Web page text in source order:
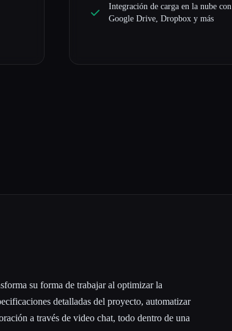
Integración de carga en la nube con
Google Drive, Dropbox y más
su forma de trabajar al optimizar la
detalladas del proyecto, automatizar
a través de video chat, todo dentro de una